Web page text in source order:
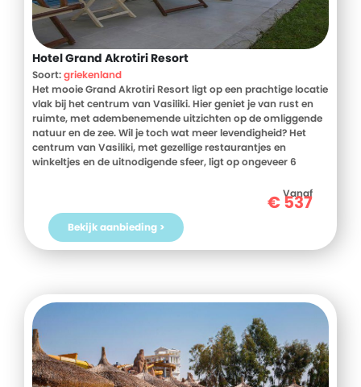
Hotel Grand Akrotiri Resort
Soort:griekenland
Het mooie Grand Akrotiri Resort ligt op een prachtige locatie
vlak bij het centrum van Vasiliki. Hier geniet je van rust en
ruimte, met adembenemende uitzichten op de omliggende
natuur en de zee. Wil je toch wat meer levendigheid? Het
centrum van Vasiliki, met gezellige restaurantjes en
winkeltjes en de uitnodigende sfeer, ligt op ongeveer 6
De recent gerenoveerde kamers zijn comfortabel ingericht
en bieden schitterende uitzichten vanaf het balkon. Of je nu
uitkijkt over het aflopende landschap, de tuin of de
diepblauwe zee, iedere ochtend begint hier op het gemak.
maken van het zwembad in het nabijgelegen Grand TheoNi
Hotel. Perfect om even af te koelen na een zonnige dag
waardoor je verblijf nóg aangenamer wordt.
Vanaf
€537
Bekijk aanbieding >